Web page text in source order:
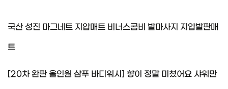
국산 성진 마그네트 지압매트 비너스콤비 발마사지 지압발판매
트
[20차 완판 올인원 샴푸 바디워시] 향이 정말 미쳤어요 샤워만